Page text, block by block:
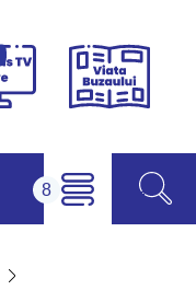
Campus
Viața